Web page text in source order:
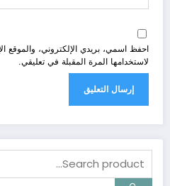
احفظ اسمي، بريدي الإلكتروني، والموقع
لاستخدامها المرة المقبلة في تعليقي.